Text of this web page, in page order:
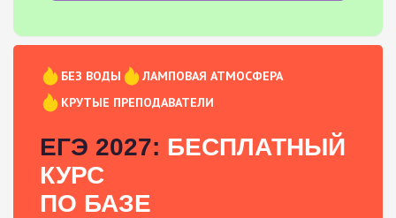
БЕЗ ВОДЫ
ЛАМПОВАЯ АТМОСФЕРА
КРУТЫЕ ПРЕПОДАВАТЕЛИ
ЕГЭ 2027: БЕСПЛАТНЫЙ
КУРС
ПО БАЗЕ